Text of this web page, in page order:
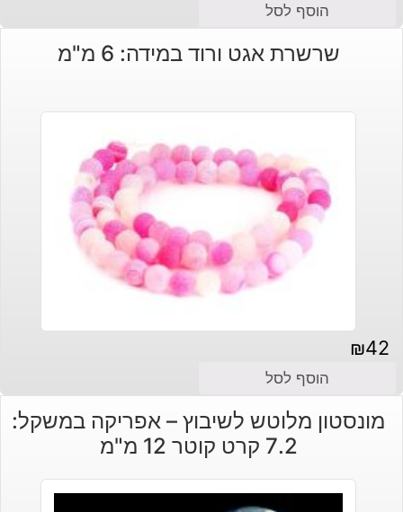
הוסף לסל
שרשרת אגט ורוד במידה: 6 מ"מ
₪42
הוסף לסל
מונסטון מלוטש לשיבוץ – אפריקה במשקל:
7.2 קרט קוטר 12 מ"מ